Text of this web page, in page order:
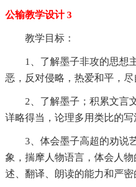
公输教学设计 3
教学目标：
1、了解墨子非攻的思想
恶，反对侵略，热爱和平，
2、了解墨子；积累文言
详略得当，论理多用类比的写
3、体会墨子高超的劝说
象，揣摩人物语言，体会人
述、翻译、朗读的能力和严密